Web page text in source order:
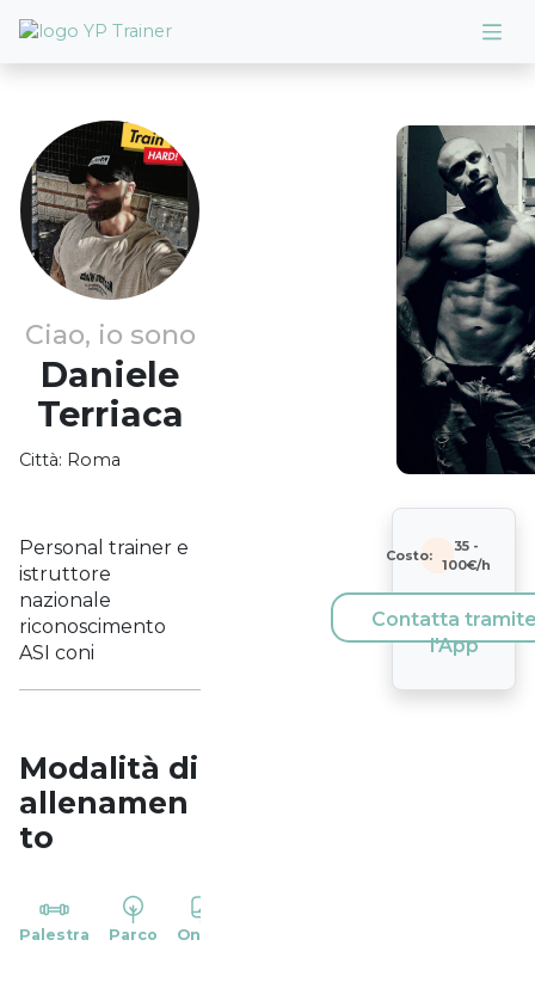
Ciao, io sono
Daniele
Terriaca
Città: Roma
Personal trainer e
istruttore
nazionale
riconoscimento
ASI coni
Modalità di
allenamen
to
Palestra Parco Online
Costo:
35-
100€/h
Contatta
l'App